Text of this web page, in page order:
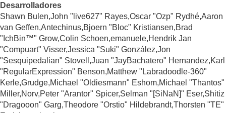
Desarrolladores
Shawn Bulen,John "live627" Rayes,Oscar "Ozp" Rydhé,Aaron
van Geffen,Antechinus,Bjoern "Bloc" Kristiansen,Brad
"IchBin™" Grow,Colin Schoen,emanuele,Hendrik Jan
"Compuart" Visser,Jessica "Suki" González,Jon
"Sesquipedalian" Stovell,Juan "JayBachatero" Hernandez,Karl
"RegularExpression" Benson,Matthew "Labradoodle-360"
Kerle,Grudge,Michael "Oldiesmann" Eshom,Michael "Thantos"
Miller,Norv,Peter "Arantor" Spicer,Selman "[SiNaN]" Eser,Shitiz
"Dragooon" Garg,Theodore "Orstio" Hildebrandt,Thorsten "TE"